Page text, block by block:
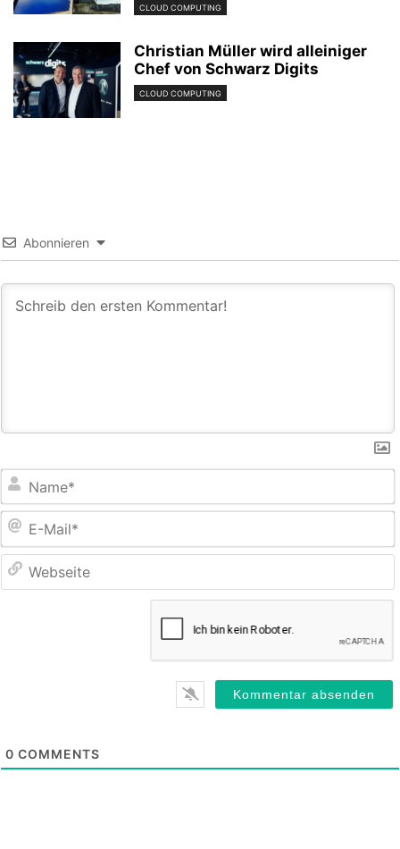
CLOUD COMPUTING
Christian Müller wird alleiniger
Chef von Schwarz Digits
CLOUD COMPUTING
Abonnieren
0 COMMENTS